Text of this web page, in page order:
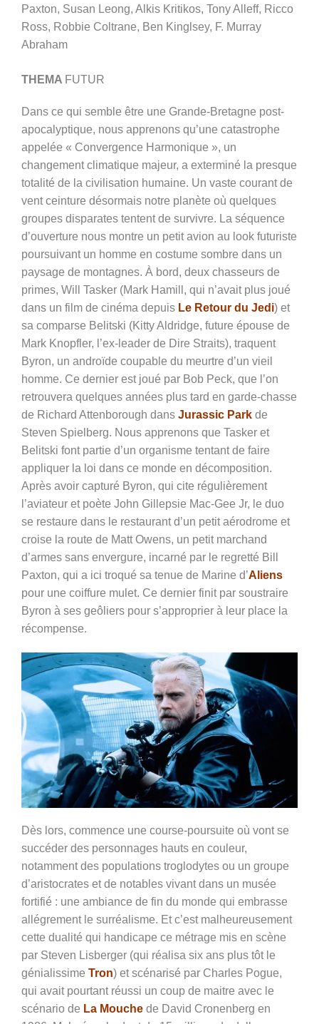
Paxton, Susan Leong, Alkis Kritikos, Tony Alleff, Ricco
Ross, Robbie Coltrane, Ben Kinglsey, F. Murray
Abraham
THEMA FUTUR
Dans ce qui semble être une Grande-Bretagne post-
apocalyptique, nous apprenons qu’une catastrophe
appelée « Convergence Harmonique », un
changement climatique majeur, a exterminé la presque
totalité de la civilisation humaine. Un vaste courant de
vent ceinture désormais notre planète où quelques
groupes disparates tentent de survivre. La séquence
d’ouverture nous montre un petit avion au look futuriste
poursuivant un homme en costume sombre dans un
paysage de montagnes. À bord, deux chasseurs de
primes, Will Tasker (Mark Hamill, qui n’avait plus joué
dans un film de cinéma depuis Le Retour du Jedi) et
sa comparse Belitski (Kitty Aldridge, future épouse de
Mark Knopfler, l’ex-leader de Dire Straits), traquent
Byron, un androïde coupable du meurtre d’un vieil
homme. Ce dernier est joué par Bob Peck, que l’on
retrouvera quelques années plus tard en garde-chasse
de Richard Attenborough dans Jurassic Park de
Steven Spielberg. Nous apprenons que Tasker et
Belitski font partie d’un organisme tentant de faire
appliquer la loi dans ce monde en décomposition.
Après avoir capturé Byron, qui cite régulièrement
l’aviateur et poète John Gillepsie Mac-Gee Jr, le duo
se restaure dans le restaurant d’un petit aérodrome et
croise la route de Matt Owens, un petit marchand
d’armes sans envergure, incarné par le regretté Bill
Paxton, qui a ici troqué sa tenue de Marine d’Aliens
pour une coiffure mulet. Ce dernier finit par soustraire
Byron à ses geôliers pour s’approprier à leur place la
récompense.
Dès lors, commence une course-poursuite où vont se
succéder des personnages hauts en couleur,
notamment des populations troglodytes ou un groupe
d’aristocrates et de notables vivant dans un musée
fortifié : une ambiance de fin du monde qui embrasse
allégrement le surréalisme. Et c’est malheureusement
cette dualité qui handicape ce métrage mis en scène
par Steven Lisberger (qui réalisa six ans plus tôt le
génialissime Tron) et scénarisé par Charles Pogue,
qui avait pourtant réussi un coup de maitre avec le
scénario de La Mouche de David Cronenberg en